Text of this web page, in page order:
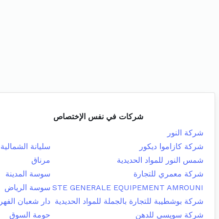
شركات في نفس الإختصاص
شركة النور
شركة كازاموا ديكور
سليانة الشمالية
شمس النور للمواد الحديدية
مرناق
شركة معمري للتجارة
سوسة المدينة
STE GENERALE EQUIPEMENT AMROUNI سوسة الرياض
شركة بوشطيبة للتجارة بالجملة للمواد الحديدية دار شعبان
شركة سويسي للدهن
حومة السوق